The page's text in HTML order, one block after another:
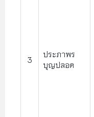
3
ประภาพร
บุญปลอด